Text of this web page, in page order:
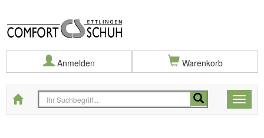
Anmelden Warenkorb
Toggle
Startseite